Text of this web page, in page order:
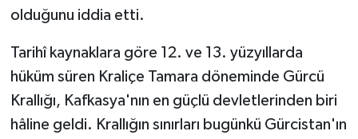
olduğunu iddia etti.
Tarihî kaynaklara göre 12. ve 13. yüzyıllarda
hüküm süren Kraliçe Tamara döneminde Gürcü
Krallığı, Kafkasya'nın en güçlü devletlerinden biri
hâline geldi. Krallığın sınırları bugünkü Gürcistan'ın
Otomobil
POLİTİKA
Sağlık